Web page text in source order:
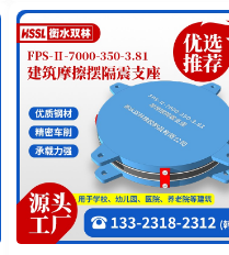
FPSII-7000-350-3.81生产
家